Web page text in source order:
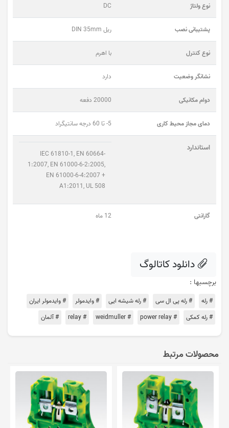
نوع ولتاژ DC
پشتیبانی نصب ریل DIN 35mm
نوع کنترل با اهرم
نشانگر وضعیت دارد
دوام مکانیکی 20000 دفعه
دمای مجاز محیط کاری 5- تا 60 درجه سانتیگراد
استاندارد
IEC 61810-1, EN 60664-
1:2007, EN 61000-6-2:2005,
EN 61000-6-4:2007 +
A1:2011, UL 508
گارانتی 12 ماه
دانلود کاتالوگ
برچسبها :
# رله # رله پی ال سی # رله شیشه ایی # وایدمولر
# وایدمولر ایران
# رله کمکی
# power relay
# weidmuller
# relay # آلمان
محصولات مرتبط